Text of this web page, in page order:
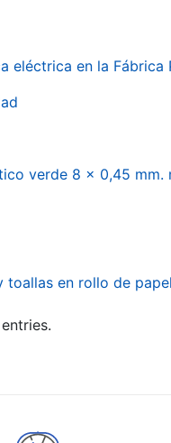
eléctrica en la Fábrica
verde 8 x 0,45 mm.
toallas en rollo de